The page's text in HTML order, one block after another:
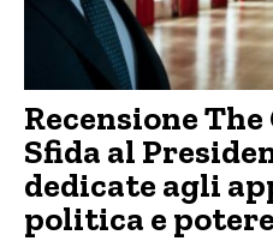
Recensione The
Sfida al
dedicate agli
politica e potere